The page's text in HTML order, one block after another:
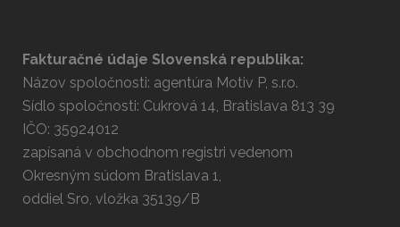
Fakturačné údaje Slovenská republika:
Názov spoločnosti: agentúra Motiv P, s.r.o.
Sídlo spoločnosti: Cukrová 14, Bratislava 813 39
IČO: 35924012
zapísaná v obchodnom registri vedenom
Okresným súdom Bratislava 1,
oddiel Sro, vložka 35139/B